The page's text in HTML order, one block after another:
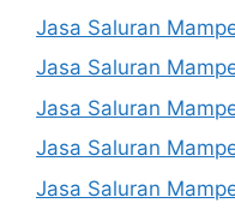
Jasa Saluran
Jasa Saluran
Jasa Saluran
Jasa Saluran
Jasa Saluran